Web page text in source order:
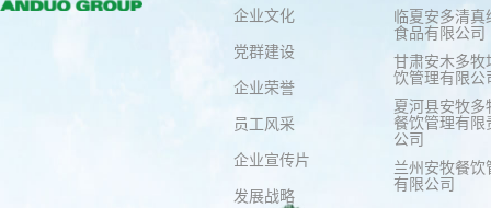
企业文化
党群建设
企业荣誉
员工风采
企业宣传片
发展战略
临夏安多清真
食品有限公司
甘肃安木多牧
饮管理有限公
夏河县安牧多
餐饮管理有限
公司
兰州安牧餐饮
有限公司